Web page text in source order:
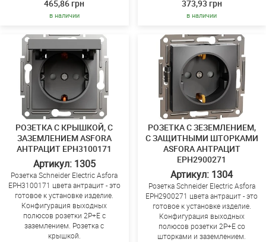
465,86 грн
в наличии
373,93 грн
в наличии
РОЗЕТКА С КРЫШКОЙ, С
ЗАЗЕМЛЕНИЕМ ASFORA
АНТРАЦИТ EPH3100171
Артикул: 1305
Розетка Schneider Electric Asfora
EPH3100171 цвета антрацит - это
готовое к установке изделие.
Конфигурация выходных
полюсов розетки 2P+E с
заземлением. Розетка с
крышкой.
РОЗЕТКА С ЗЕЗЕМЛЕНИЕМ,
С ЗАЩИТНЫМИ ШТОРКАМИ
ASFORA АНТРАЦИТ
EPH2900271
Артикул: 1304
Розетка Schneider Electric Asfora
EPH2900271 цвета антрацит - это
готовое к установке изделие.
Конфигурация выходных
полюсов розетки 2P+E со
шторками и заземлением.